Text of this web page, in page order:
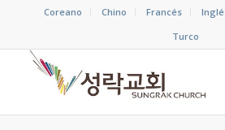
Coreano Chino Francés
Turco